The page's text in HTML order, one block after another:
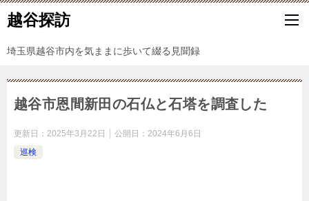
越谷探訪
埼玉県越谷市内を気ままに歩いて綴る見聞録
越谷市恩間新田の石仏と石塔を調査した
更新日： 2025年3月22日 公開日： 2024年6月6日
巡検